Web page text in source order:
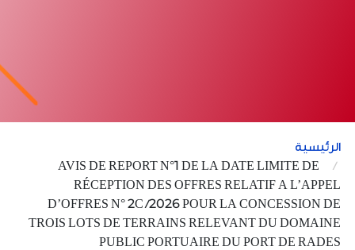
الرئيسية
AVIS DE REPORT N°1 DE LA DATE LIMITE DE
RÉCEPTION DES OFFRES RELATIF A L’APPEL
D’OFFRES N° 2C /2026 POUR LA CONCESSION DE
TROIS LOTS DE TERRAINS RELEVANT DU DOMAINE
PUBLIC PORTUAIRE DU PORT DE RADES